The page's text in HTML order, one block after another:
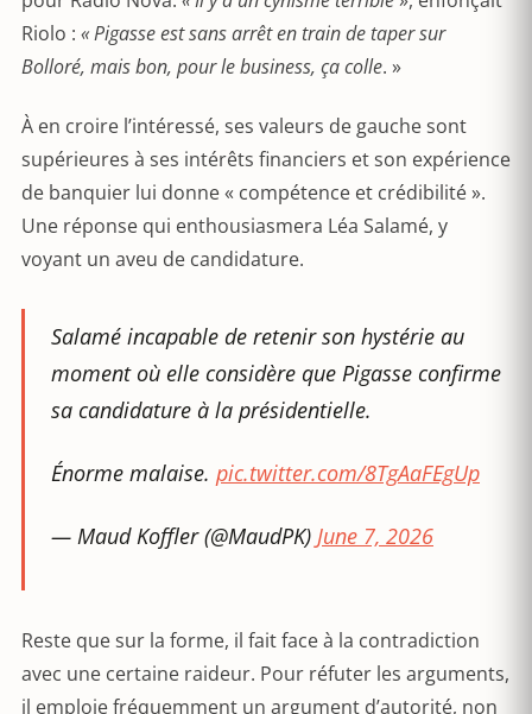
Riolo : « Pigasse est sans arrêt en train de taper sur
Bolloré, mais bon, pour le business, ça colle. »
À en croire l’intéressé, ses valeurs de gauche sont
supérieures à ses intérêts financiers et son expérience
de banquier lui donne « compétence et crédibilité ».
Une réponse qui enthousiasmera Léa Salamé, y
voyant un aveu de candidature.
Salamé incapable de retenir son hystérie au
moment où elle considère que Pigasse confirme
sa candidature à la présidentielle.
Énorme malaise. pic.twitter.com/8TgAaFEgUp
— Maud Koffler (@MaudPK) June 7, 2026
Reste que sur la forme, il fait face à la contradiction
avec une certaine raideur. Pour réfuter les arguments,
il emploie fréquemment un argument d’autorité, non